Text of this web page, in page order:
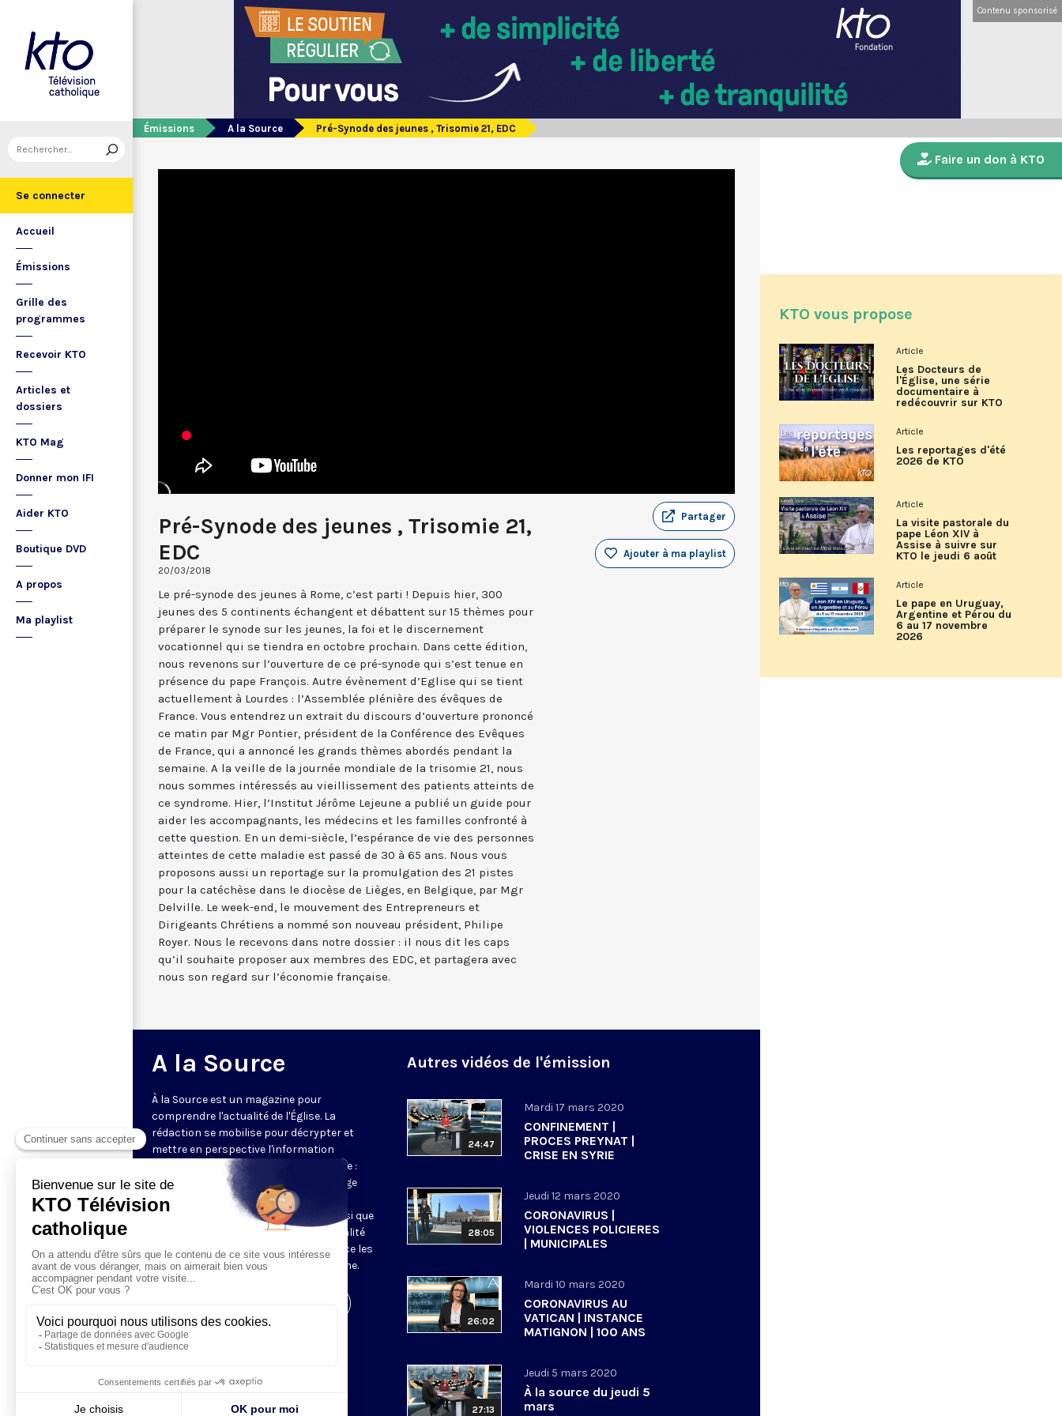
Se connecter
Accueil
Émissions
Grille des
programmes
Recevoir KTO
Articles et
dossiers
KTO Mag
Donner mon IFI
Aider KTO
Boutique DVD
A propos
Ma playlist
Contenu sponsorisé
Émissions A la Source Pré-Synode des jeunes , Trisomie 21, EDC
Pré-Synode des jeunes , Trisomie 21,
EDC
20/03/2018
Partager
Ajouter à ma playlist
Le pré-synode des jeunes à Rome, c’est parti ! Depuis hier, 300
jeunes des 5 continents échangent et débattent sur 15 thèmes pour
préparer le synode sur les jeunes, la foi et le discernement
vocationnel qui se tiendra en octobre prochain. Dans cette édition,
nous revenons sur l’ouverture de ce pré-synode qui s’est tenue en
présence du pape François. Autre évènement d’Eglise qui se tient
actuellement à Lourdes : l’Assemblée plénière des évêques de
France. Vous entendrez un extrait du discours d’ouverture prononcé
ce matin par Mgr Pontier, président de la Conférence des Evêques
de France, qui a annoncé les grands thèmes abordés pendant la
semaine. A la veille de la journée mondiale de la trisomie 21, nous
nous sommes intéressés au vieillissement des patients atteints de
ce syndrome. Hier, l’Institut Jérôme Lejeune a publié un guide pour
aider les accompagnants, les médecins et les familles confronté à
cette question. En un demi-siècle, l’espérance de vie des personnes
atteintes de cette maladie est passé de 30 à 65 ans. Nous vous
proposons aussi un reportage sur la promulgation des 21 pistes
pour la catéchèse dans le diocèse de Lièges, en Belgique, par Mgr
Delville. Le week-end, le mouvement des Entrepreneurs et
Dirigeants Chrétiens a nommé son nouveau président, Philipe
Royer. Nous le recevons dans notre dossier : il nous dit les caps
qu’il souhaite proposer aux membres des EDC, et partagera avec
nous son regard sur l’économie française.
A la Source
À la Source est un magazine pour
comprendre l'actualité de l'Église. La
rédaction se mobilise pour décrypter et
mettre en perspective l'information
religieuse de la semaine. Au programme :
reportages, revue de presse, décryptage
d'experts, analyses des directeurs de
rédaction de la presse chrétienne, ainsi que
tour à tour, le regard décalé sur l'actualité
des chroniqueurs. Retrouvez À la Source les
mardi et jeudi à 21h45 sur notre antenne.
Autres vidéos de l'émission
24:47
Mardi 17 mars 2020
CONFINEMENT |
PROCES PREYNAT |
CRISE EN SYRIE
28:05
Jeudi 12 mars 2020
CORONAVIRUS |
VIOLENCES POLICIERES
| MUNICIPALES
26:02
Mardi 10 mars 2020
CORONAVIRUS AU
VATICAN | INSTANCE
MATIGNON | 100 ANS
27:13
Jeudi 5 mars 2020
À la source du jeudi 5
mars
Faire un don à KTO
KTO vous propose
Article
Les Docteurs de
l'Église, une série
documentaire à
redécouvrir sur KTO
Article
Les reportages d'été
2026 de KTO
Article
La visite pastorale du
pape Léon XIV à
Assise à suivre sur
KTO le jeudi 6 août
Article
Le pape en Uruguay,
Argentine et Pérou du
6 au 17 novembre
2026